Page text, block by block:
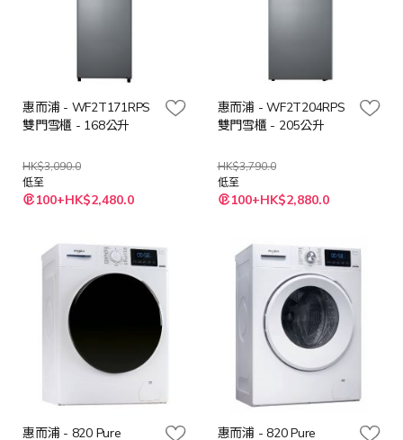
惠而浦 - WF2T171RPS
雙門雪櫃 - 168公升
HK$3,090.0
低至
100+HK$2,480.0
惠而浦 - WF2T204RPS
雙門雪櫃 - 205公升
HK$3,790.0
低至
100+HK$2,880.0
惠而浦 - 820 Pure
惠而浦 - 820 Pure